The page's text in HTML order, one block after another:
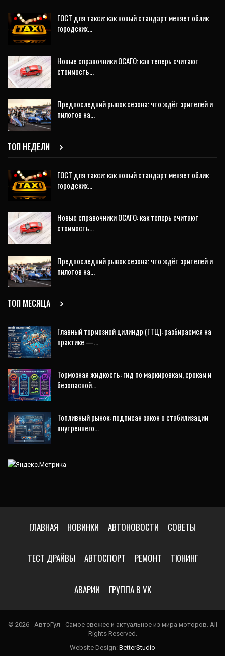
ГОСТ для такси: как новый стандарт меняет облик
городских…
Новые справочники ОСАГО: как теперь считают
стоимость…
Предпоследний рывок сезона: что ждёт зрителей и
пилотов на…
ТОП НЕДЕЛИ
ГОСТ для такси: как новый стандарт меняет облик
городских…
Новые справочники ОСАГО: как теперь считают
стоимость…
Предпоследний рывок сезона: что ждёт зрителей и
пилотов на…
ТОП МЕСЯЦА
Главный тормозной цилиндр (ГТЦ): разбираемся на
практике —…
Тормозная жидкость: гид по маркировкам, срокам и
безопасной…
Топливный рынок: подписан закон о стабилизации
внутреннего…
ГЛАВНАЯ НОВИНКИ АВТОНОВОСТИ СОВЕТЫ
ТЕСТ ДРАЙВЫ АВТОСПОРТ РЕМОНТ ТЮНИНГ
АВАРИИ ГРУППА В VK
© 2026 - АвтоГул - Самое свежее и актуальное из мира моторов. All
Rights Reserved.
Website Design: BetterStudio